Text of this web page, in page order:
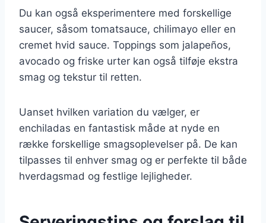
Du kan også eksperimentere med forskellige
saucer, såsom tomatsauce, chilimayo eller en
cremet hvid sauce. Toppings som jalapeños,
avocado og friske urter kan også tilføje ekstra
smag og tekstur til retten.
Uanset hvilken variation du vælger, er
enchiladas en fantastisk måde at nyde en
række forskellige smagsoplevelser på. De kan
tilpasses til enhver smag og er perfekte til både
hverdagsmad og festlige lejligheder.